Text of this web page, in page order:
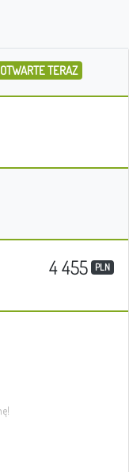
OTWARTE TERAZ
4 455 PLN